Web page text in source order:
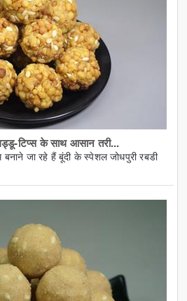
टिप्स के साथ आसान तरी...
जा रहे हैं बूंदी के स्पेशल जोधपुरी रबडी